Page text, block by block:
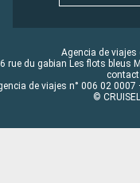
Agencia de viajes
rue du gabian Les flots bleus
de viajes n° 006 02
©